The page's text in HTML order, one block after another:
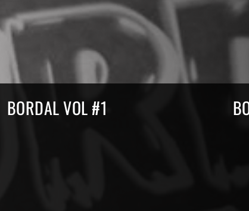
Burdigala Records
BORDAL VOL #1